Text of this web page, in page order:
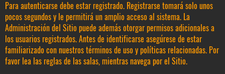
Para autenticarse debe estar registrado. Registrarse tomará solo unos
pocos segundos y le permitirá un amplio acceso al sistema. La
Administración del Sitio puede además otorgar permisos adicionales a
los usuarios registrados. Antes de identificarse asegúrese de estar
familiarizado con nuestros términos de uso y políticas relacionadas. Por
favor lea las reglas de las salas, mientras navega por el Sitio.